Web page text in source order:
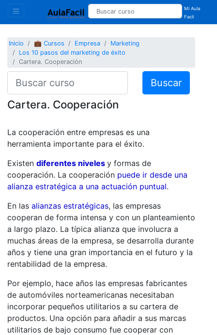
Mi Aula
Facil
Inicio 💼 Cursos Empresa
Marketing
Los 10 pasos del marketing de éxito
Cartera. Cooperación
Buscar
Cartera. Cooperación
La cooperación entre empresas es una
herramienta importante para el éxito.
Existen diferentes niveles y formas de
cooperación. La cooperación puede ir desde una
alianza estratégica a una actuación puntual.
En las alianzas estratégicas, las empresas
cooperan de forma intensa y con un planteamiento
a largo plazo. La típica alianza que involucra a
muchas áreas de la empresa, se desarrolla durante
años y tiene una gran importancia en el futuro y la
rentabilidad de la empresa.
Por ejemplo, hace años las empresas fabricantes
de automóviles norteamericanas necesitaban
incorporar pequeños utilitarios a su cartera de
productos. Una opción para añadir a sus marcas
utilitarios de bajo consumo fue cooperar con